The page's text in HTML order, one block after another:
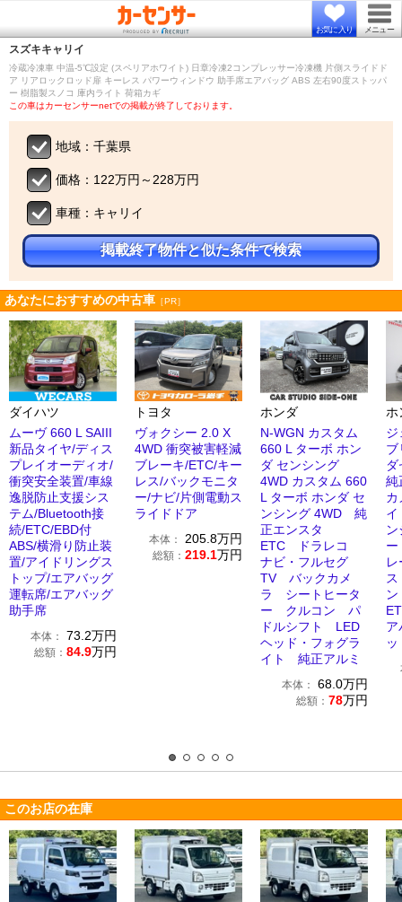
お気に入り メニュー
スズキキャリイ
冷蔵冷凍車 中温-5℃設定 (スペリアホワイト) 日章冷凍2コンプレッサー冷凍機 片側スライドド
ア リアロックロッド扉 キーレス パワーウィンドウ 助手席エアバッグ ABS 左右90度ストッパ
ー 樹脂製スノコ 庫内ライト 荷箱カギ
この車はカーセンサーnetでの掲載が終了しております。
地域：千葉県
価格：122万円～228万円
車種：キャリイ
掲載終了物件と似た条件で検索
あなたにおすすめの中古車 ［PR］
ダイハツ
ムーヴ 660 L SAIII
新品タイヤ/ディス
プレイオーディオ/
衝突安全装置/車線
逸脱防止支援シス
テム/Bluetooth接
続/ETC/EBD付
ABS/横滑り防止装
置/アイドリングス
トップ/エアバッグ
運転席/エアバッグ
助手席
本体： 73.2万円
総額： 84.9万円
トヨタ
ヴォクシー 2.0 X
4WD 衝突被害軽減
ブレーキ/ETC/キー
レス/バックモニタ
ー/ナビ/片側電動ス
ライドドア
本体： 205.8万円
総額： 219.1万円
ホンダ
N-WGN カスタム
660 L ターボ ホン
ダ センシング
4WD カスタム 660
L ターボ ホンダ セ
ンシング 4WD 純
正エンスタ
ETC ドラレコ
ナビ・フルセグ
TV バックカメ
ラ シートヒータ
ー クルコン パ
ドルシフト LED
ヘッド・フォグラ
イト 純正アルミ
本体： 68.0万円
総額： 78万円
ホ
ジ
ブ
純
このお店の在庫